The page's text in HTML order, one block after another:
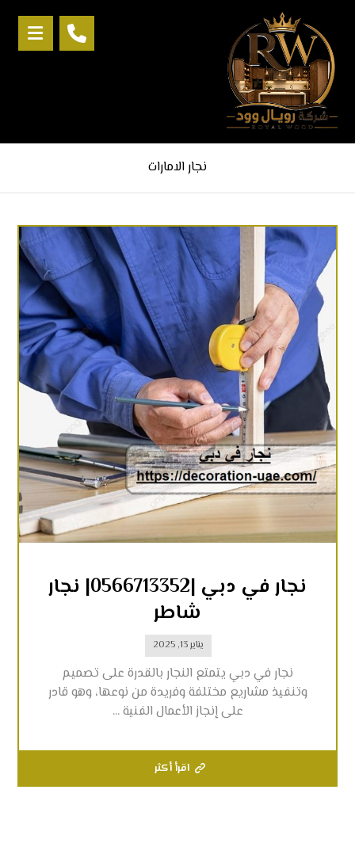
نجار الامارات
نجار في دبي |0566713352| نجار
شاطر
يناير 13, 2025
نجار في دبي يتمتع النجار بالقدرة على تصميم
وتنفيذ مشاريع مختلفة وفريدة من نوعها، وهو قادر
على إنجاز الأعمال الفنية ...
اقرأ أكثر